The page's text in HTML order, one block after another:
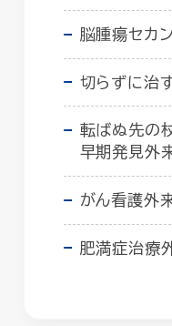
脳腫瘍セカ
切らずに治
転ばぬ先の
早期発見外来
がん看護外
肥満症治療